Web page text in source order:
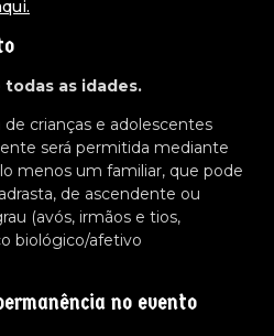
as idades.
crianças e adolescentes
será permitida mediante
menos um familiar, que pode
de ascendente ou
(avós, irmãos e tios,
biológico/afetivo
no evento